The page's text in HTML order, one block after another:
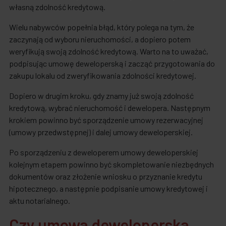
własną zdolność kredytową.
Wielu nabywców popełnia błąd, który polega na tym, że
zaczynają od wyboru nieruchomości, a dopiero potem
weryfikują swoją zdolność kredytową. Warto na to uważać,
podpisując umowę deweloperską i zacząć przygotowania do
zakupu lokalu od zweryfikowania zdolności kredytowej.
Dopiero w drugim kroku, gdy znamy już swoją zdolność
kredytową, wybrać nieruchomość i dewelopera. Następnym
krokiem powinno być sporządzenie umowy rezerwacyjnej
(umowy przedwstępnej) i dalej umowy deweloperskiej.
Po sporządzeniu z deweloperem umowy deweloperskiej
kolejnym etapem powinno być skompletowanie niezbędnych
dokumentów oraz złożenie wniosku o przyznanie kredytu
hipotecznego, a następnie podpisanie umowy kredytowej i
aktu notarialnego.